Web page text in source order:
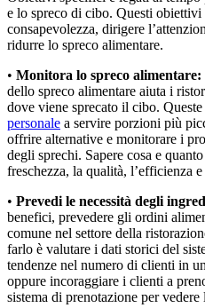
e lo spreco di cibo. Questi obiettivi
consapevolezza, dirigere
ridurre lo spreco alimentare.
• Monitora lo spreco alimentare:
dello spreco alimentare aiuta i
dove viene sprecato il cibo.
personale a servire porzioni più
offrire alternative e monitorare i
degli sprechi. Sapere cosa e
freschezza, la qualità, l’efficienza
• Prevedi le necessità degli
benefici, prevedere gli ordini
comune nel settore della
farlo è valutare i dati storici del
tendenze nel numero di clienti in
oppure incoraggiare i clienti a
sistema di prenotazione per